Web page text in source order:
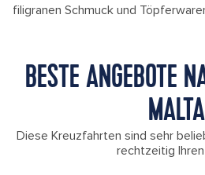
filigranen Schmuck und
BESTE ANGEBOTE
MALTA
Diese Kreuzfahrten sind sehr
rechtzeitig